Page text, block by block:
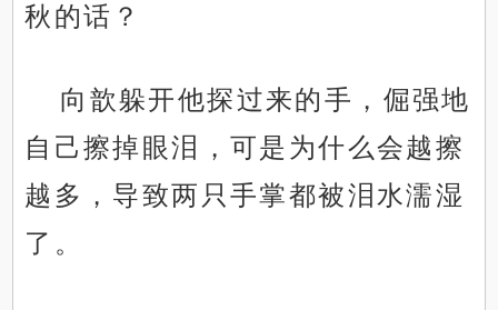
秋的话？
向歆躲开他探过来的手，倔强地
自己擦掉眼泪，可是为什么会越擦
越多，导致两只手掌都被泪水濡湿
了。